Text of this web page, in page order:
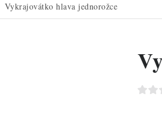
Vykrajovátko hlava jednorožce